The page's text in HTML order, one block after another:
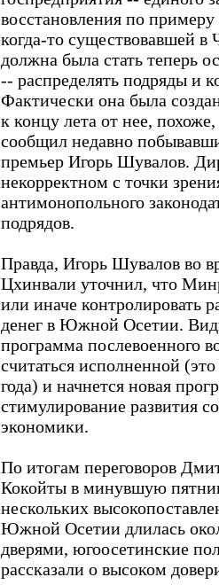
восстановления по
когда-то существовавшей
должна была стать теперь
-- распределять подряды и
Фактически она была
к концу лета от нее,
сообщил недавно
премьер Игорь Шувалов.
некорректном с точки
антимонопольного
подрядов.
Правда, Игорь Шувалов во
Цхинвали уточнил, что
или иначе контролировать
денег в Южной Осетии.
программа послевоенного
считаться исполненной
года) и начнется новая
стимулирование развития
экономики.
По итогам переговоров
Кокойты в минувшую
нескольких
Южной Осетии длилась
дверями, югоосетинские
рассказали о высоком